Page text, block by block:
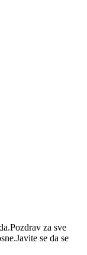
za sve
se da se